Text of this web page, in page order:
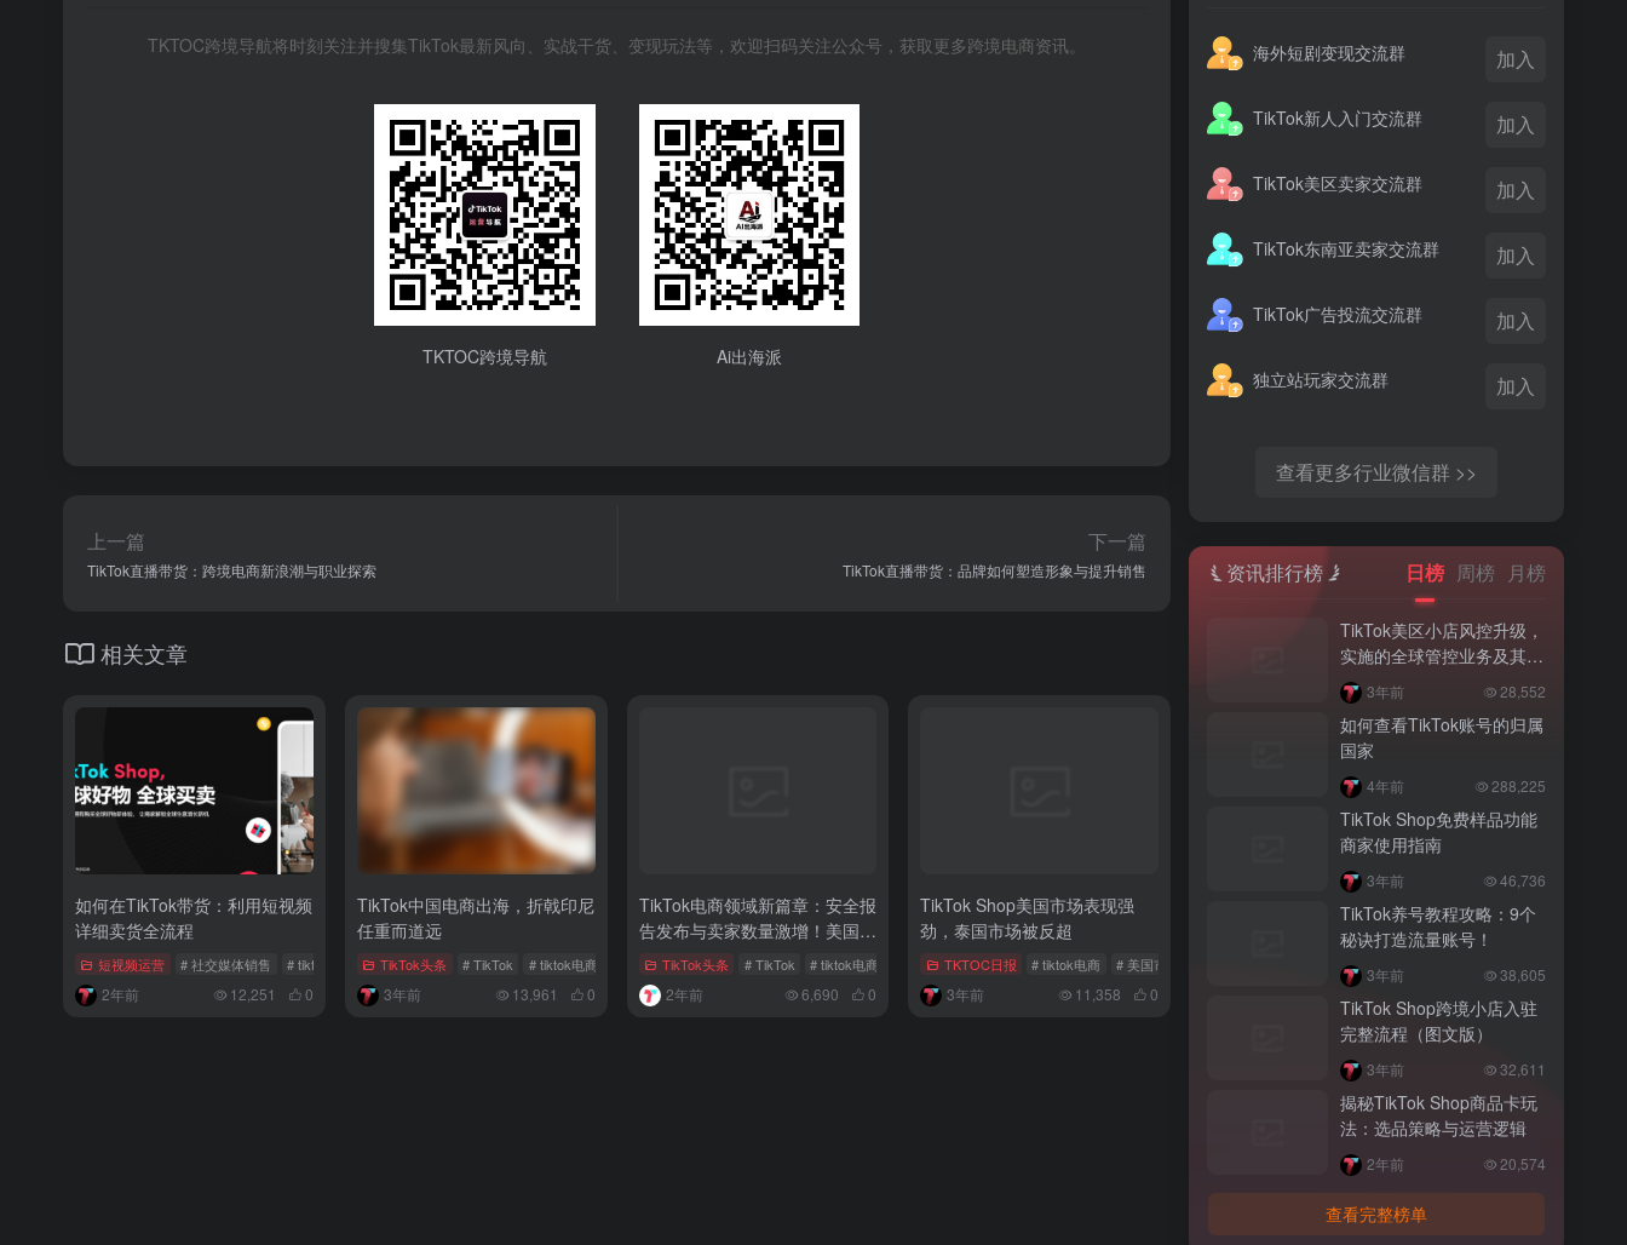
TKTOC跨境导航将时刻关注并搜集TikTok最新风向、实战干货、变现玩法等，欢迎扫码关注公众号，获取更多跨境电商资讯。
TKTOC跨境导航 Ai出海派
上一篇
TikTok直播带货：跨境电商新浪潮与职业探索
下一篇
TikTok直播带货：品牌如何塑造形象与提升销售
相关文章
如何在TikTok带货：利用短视频
详细卖货全流程
短视频运营 # 社交媒体销售 # tiktok卖货 # tiktok电商
2年前 12,251 0
TikTok中国电商出海，折戟印尼
任重而道远
TikTok头条 # TikTok # tiktok电商 # 电商出海
3年前 13,961 0
TikTok电商领域新篇章：安全报
告发布与卖家数量激增！美国卖
家数量突破50万！
TikTok头条 # TikTok # tiktok电商 # TikTok美区
2年前 6,690 0
TikTok Shop美国市场表现强
劲，泰国市场被反超
TKTOC日报 # tiktok电商 # 美国市场
3年前 11,358 0
海外短剧变现交流群 加入
TikTok新人入门交流群 加入
TikTok美区卖家交流群 加入
TikTok东南亚卖家交流群 加入
TikTok广告投流交流群 加入
独立站玩家交流群 加入
查看更多行业微信群 >>
资讯排行榜 日榜 周榜 月榜
TikTok美区小店风控升级，
实施的全球管控业务及其要
求解读3年前 28,552
如何查看TikTok账号的归属
国家
4年前 288,225
TikTok Shop免费样品功能
商家使用指南
3年前 46,736
TikTok养号教程攻略：9个
秘诀打造流量账号！
3年前 38,605
TikTok Shop跨境小店入驻
完整流程（图文版）
3年前 32,611
揭秘TikTok Shop商品卡玩
法：选品策略与运营逻辑
2年前 20,574
查看完整榜单